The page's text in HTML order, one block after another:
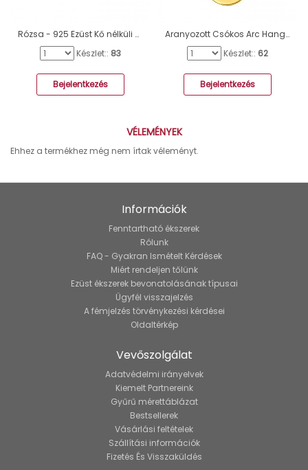
Rózsa - 925 Ezüst Kő nélküli nyakláncok A4S43709
Készlet:: 83
Bejelentkezés
Aranyozott Csókos Arc Hangulatjel ezüst nyaklánc - 925 Ezüst Kő Nélküli Nyakláncok A4S46276
Készlet:: 62
Bejelentkezés
VÉLEMÉNYEK
Ehhez a termékhez még nem írtak véleményt.
Információk
Fenntartható ékszerek
Rólunk
FAQ - Gyakran Ismételt Kérdések
Miért rendeljen tőlünk
Ezüst ékszerek bevonatolásának típusai
Ügyfél visszajelzés
A fémjelzés törvénykezési kérdései
Oldaltérkép
Vevőszolgálat
Adatvédelmi irányelvek
Kiemelt Partnereink
Gyűrű mérettáblázat
Bestsellerek
Vásárlási feltételek
Szállítási információk
Fizetés És Visszaküldés